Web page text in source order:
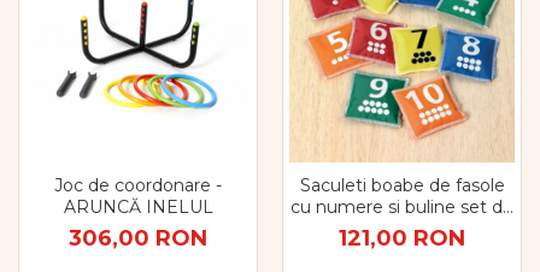
Joc de coordonare -
ARUNCĂ INELUL
306,00 RON
Saculeti boabe de fasole
cu numere si buline set de
10
121,00 RON